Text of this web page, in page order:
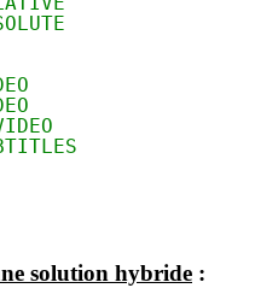
solution hybride :